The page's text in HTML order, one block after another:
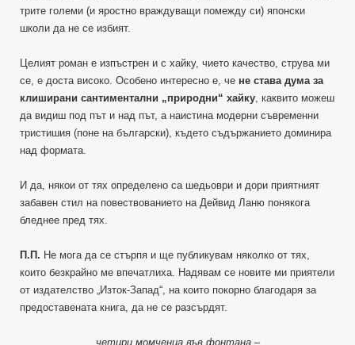
трите големи (и яростно враждуващи помежду си) японски
школи да не се избият.
Целият роман е изпъстрен и с хайку, чието качество, струва ми
се, е доста високо. Особено интересно е, че не става дума за
клиширани сантиментални „природни“ хайку , каквито можеш
да видиш под път и над път, а наистина модерни съвременни
тристишия (поне на български), където съдържанието доминира
над формата.
И да, някои от тях определено са шедьоври и дори приятният
забавен стил на повествованието на Дейвид Ланю понякога
бледнее пред тях.
П.П. Не мога да се стърпя и ще публикувам няколко от тях,
които безкрайно ме впечатлиха. Надявам се новите ми приятели
от издателство „Изток-Запад“, на които покорно благодаря за
предоставената книга, да не се разсърдят.
четири момченца във фонтана –